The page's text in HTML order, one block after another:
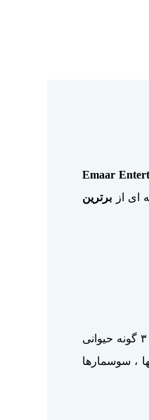
Emaar
ای از برترین
شناخته شده است ، درحال حاضر بیش از ۳۰۰ گونه حیوانی
، سوسمارها